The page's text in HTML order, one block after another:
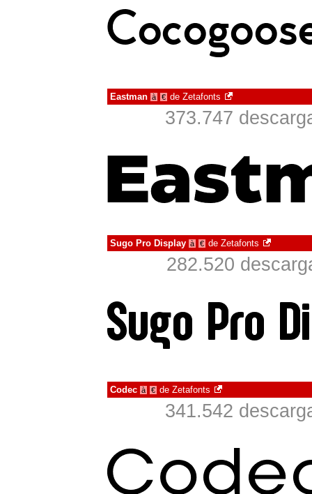
Eastman à € de Zetafonts
373.747
Sugo Pro Display à € de Zetafonts
282.520
Codec à € de Zetafonts
341.542